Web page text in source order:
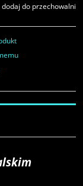
dodaj do przechowalni